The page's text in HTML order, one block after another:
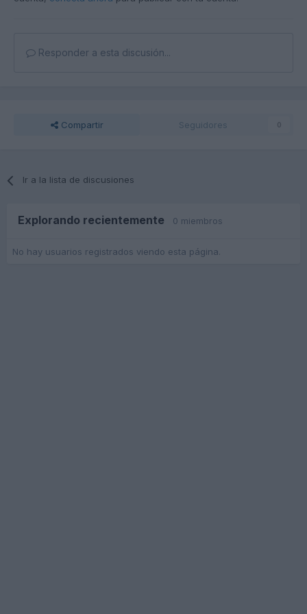
Responder a esta discusión...
Compartir Seguidores 0
Ir a la lista de discusiones
Explorando recientemente 0 miembros
No hay usuarios registrados viendo esta página.